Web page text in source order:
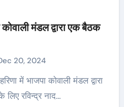
मंडल द्वारा एक बैठक
20, 2024
रविन्द्र नाद…